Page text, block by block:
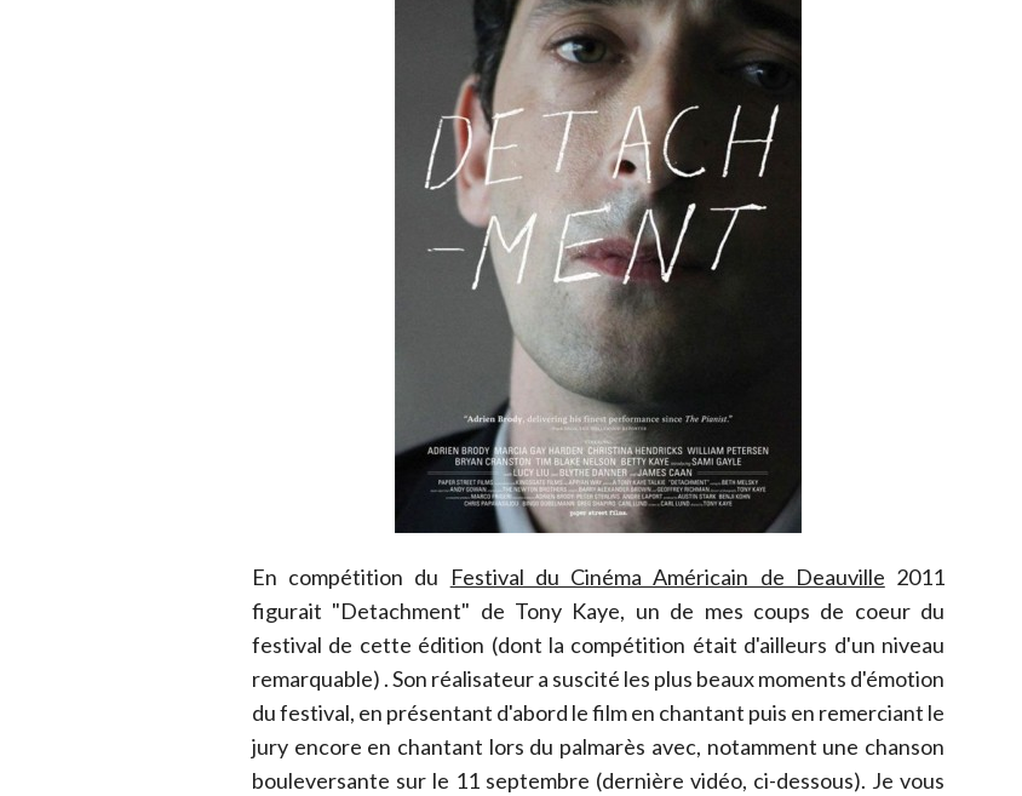
En compétition du Festival du Cinéma Américain de Deauville 2011
figurait "Detachment" de Tony Kaye, un de mes coups de coeur du
festival de cette édition (dont la compétition était d'ailleurs d'un niveau
remarquable) . Son réalisateur a suscité les plus beaux moments d'émotion
du festival, en présentant d'abord le film en chantant puis en remerciant le
jury encore en chantant lors du palmarès avec, notamment une chanson
bouleversante sur le 11 septembre (dernière vidéo, ci-dessous). Je vous